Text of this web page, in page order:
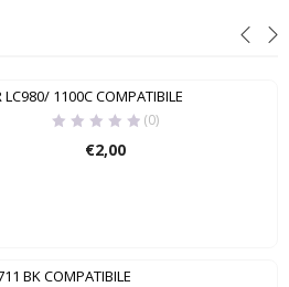
LC980/ 1100C COMPATIBILE
(0)
€2,00
BK COMPATIBILE